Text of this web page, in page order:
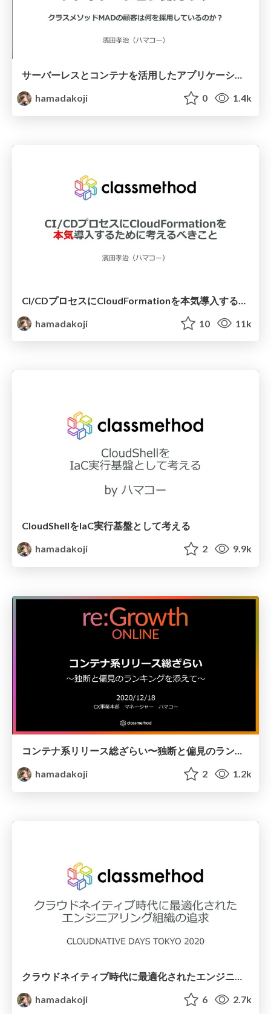
サーバーレスとコンテナを活用したアプリケーションの開発の今 〜クラスメソッドMADの顧客は何を採用しているのか？〜
hamadakoji
0 1.4k
hamadakoji
10 11k
CloudShellをIaC実行基盤として考える
hamadakoji
2 9.9k
コンテナ系リリース総ざらい〜独断と偏見のランキングを添えて〜
hamadakoji
2 1.2k
hamadakoji
6 2.7k